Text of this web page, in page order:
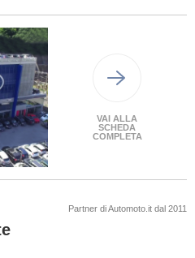
VAI ALLA
SCHEDA
COMPLETA
Partner di Automoto.it dal 2011